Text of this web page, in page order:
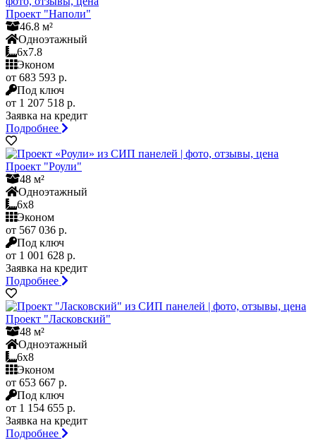
Проект "Наполи"
46.8 м²
Одноэтажный
6x7.8
Эконом
от 683 593 р.
Под ключ
от 1 207 518 р.
Заявка на кредит
Подробнее
Проект "Роули"
48 м²
Одноэтажный
6x8
Эконом
от 567 036 р.
Под ключ
от 1 001 628 р.
Заявка на кредит
Подробнее
Проект "Ласковский"
48 м²
Одноэтажный
6x8
Эконом
от 653 667 р.
Под ключ
от 1 154 655 р.
Заявка на кредит
Подробнее